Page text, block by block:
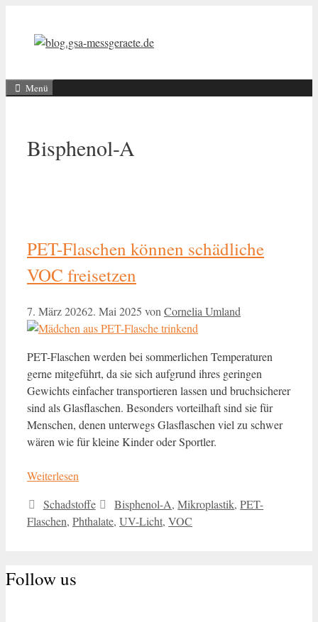
springen
Menü
Bisphenol-A
PET-Flaschen können schädliche
VOC freisetzen
7. März 20262. Mai 2025 von Cornelia Umland
PET-Flaschen werden bei sommerlichen Temperaturen
gerne mitgeführt, da sie sich aufgrund ihres geringen
Gewichts einfacher transportieren lassen und bruchsicherer
sind als Glasflaschen. Besonders vorteilhaft sind sie für
Menschen, denen unterwegs Glasflaschen viel zu schwer
wären wie für kleine Kinder oder Sportler.
Weiterlesen
Kategorien
Schadstoffe Schlagwörter
Bisphenol-A,Mikroplastik,PET-
Flaschen, Phthalate, UV-Licht, VOC
Follow us